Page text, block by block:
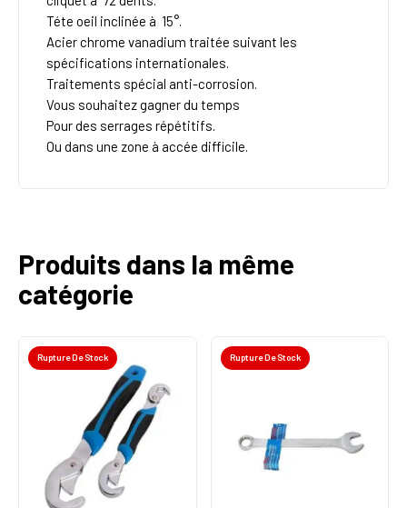
Téte oeil inclinée à 15°.
Acier chrome vanadium traitée suivant les
spécifications internationales.
Traitements spécial anti-corrosion.
Vous souhaitez gagner du temps
Pour des serrages répétitifs.
Ou dans une zone à accée difficile.
Produits dans la même
catégorie
Rupture De Stock Rupture De Stock